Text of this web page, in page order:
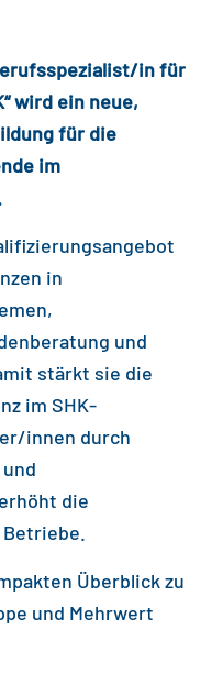
in für
wird ein neue,
für die
im
in
und
stärkt sie die
im SHK-
innen durch
die
Überblick zu
und Mehrwert